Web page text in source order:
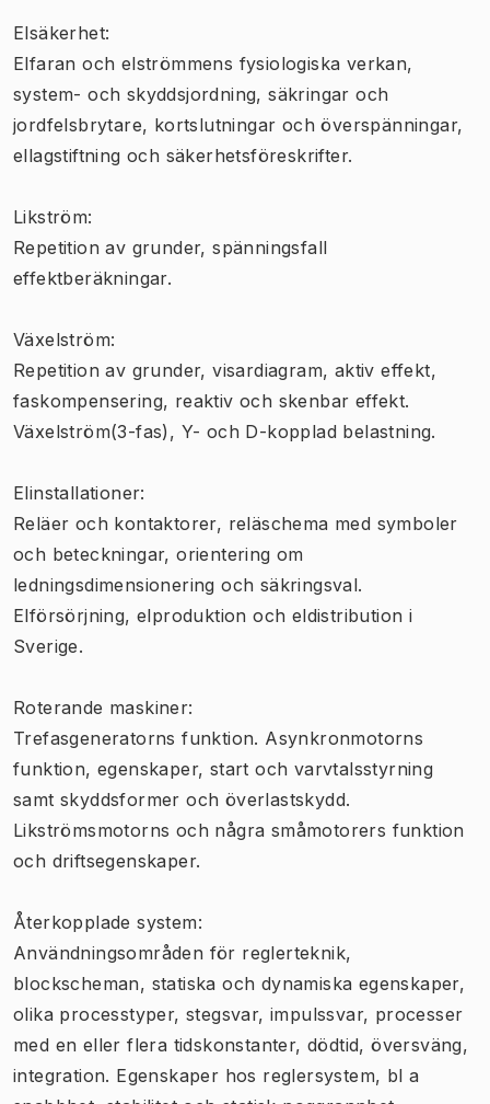
Elsäkerhet:
Elfaran och elströmmens fysiologiska verkan,
system- och skyddsjordning, säkringar och
jordfelsbrytare, kortslutningar och överspänningar,
ellagstiftning och säkerhetsföreskrifter.
Likström:
Repetition av grunder, spänningsfall
effektberäkningar.
Växelström:
Repetition av grunder, visardiagram, aktiv effekt,
faskompensering, reaktiv och skenbar effekt.
Växelström(3-fas), Y- och D-kopplad belastning.
Elinstallationer:
Reläer och kontaktorer, reläschema med symboler
och beteckningar, orientering om
ledningsdimensionering och säkringsval.
Elförsörjning, elproduktion och eldistribution i
Sverige.
Roterande maskiner:
Trefasgeneratorns funktion. Asynkronmotorns
funktion, egenskaper, start och varvtalsstyrning
samt skyddsformer och överlastskydd.
Likströmsmotorns och några småmotorers funktion
och driftsegenskaper.
Återkopplade system:
Användningsområden för reglerteknik,
blockscheman, statiska och dynamiska egenskaper,
olika processtyper, stegsvar, impulssvar, processer
med en eller flera tidskonstanter, dödtid, översväng,
integration. Egenskaper hos reglersystem, bl a